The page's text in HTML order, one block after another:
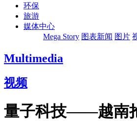
环保
旅游
媒体中心
Mega Story 图表新闻 图片
Multimedia
视频
量子科技——越南